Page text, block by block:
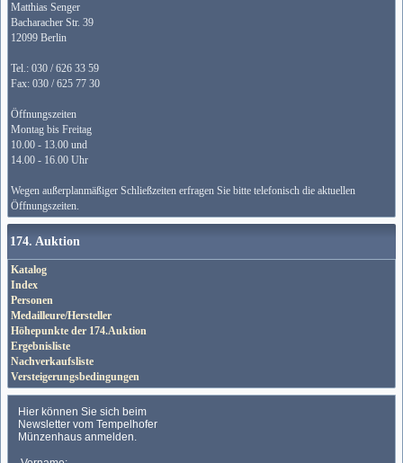
Matthias Senger
Bacharacher Str. 39
12099 Berlin
Tel.: 030 / 626 33 59
Fax: 030 / 625 77 30
Öffnungszeiten
Montag bis Freitag
10.00 - 13.00 und
14.00 - 16.00 Uhr
Wegen außerplanmäßiger Schließzeiten erfragen Sie bitte telefonisch die aktuellen
Öffnungszeiten.
174. Auktion
Katalog
Index
Personen
Medailleure/Hersteller
Höhepunkte der 174.Auktion
Ergebnisliste
Nachverkaufsliste
Versteigerungsbedingungen